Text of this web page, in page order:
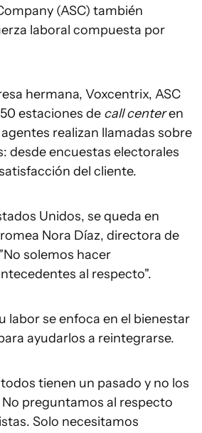
(ASC) también
laboral compuesta por
hermana, Voxcentrix, ASC
estaciones de call centeren
realizan llamadas sobre
desde encuestas electorales
del cliente.
Unidos, se queda en
Nora Díaz, directora de
solemos hacer
al respecto".
labor se enfoca en el bienestar
ayudarlos a reintegrarse.
tienen un pasado y no los
preguntamos al respecto
Solo necesitamos